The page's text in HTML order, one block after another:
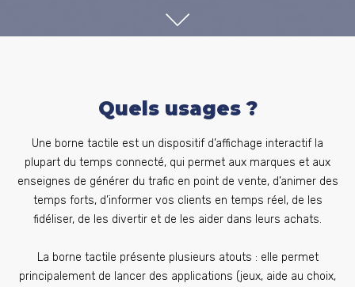
Quels usages ?
Une borne tactile est un dispositif d’affichage interactif la
plupart du temps connecté, qui permet aux marques et aux
enseignes de générer du trafic en point de vente, d’animer des
temps forts, d’informer vos clients en temps réel, de les
fidéliser, de les divertir et de les aider dans leurs achats.
La borne tactile présente plusieurs atouts : elle permet
principalement de lancer des applications (jeux, aide au choix,